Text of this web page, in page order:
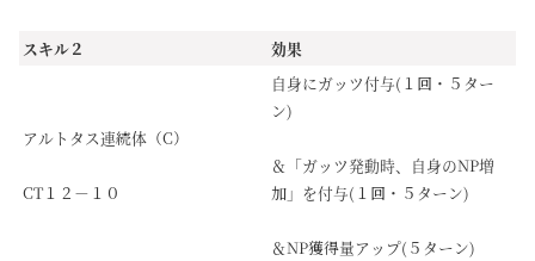
スキル２ 効果
アルトタス連続体（C）
CT１２－１０
自身にガッツ付与(１回・５ター
ン)
＆「ガッツ発動時、自身のNP増
加」を付与(１回・５ターン)
＆NP獲得量アップ(５ターン)